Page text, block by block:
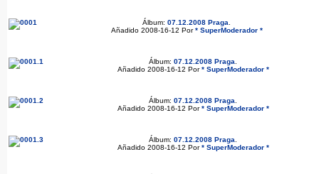
Álbum: 07.12.2008 Praga
Añadido 2008-16-12 Por* SuperModerador *
Álbum: 07.12.2008 Praga
Añadido 2008-16-12 Por* SuperModerador *
Álbum: 07.12.2008 Praga
Añadido 2008-16-12 Por* SuperModerador *
Álbum: 07.12.2008 Praga
Añadido 2008-16-12 Por* SuperModerador *